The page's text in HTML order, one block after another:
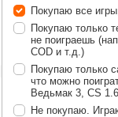
Покупаю все
Покупаю только
не поиграешь
COD и т.д.)
Покупаю только
что можно
Ведьмак 3, CS
Не покупаю.